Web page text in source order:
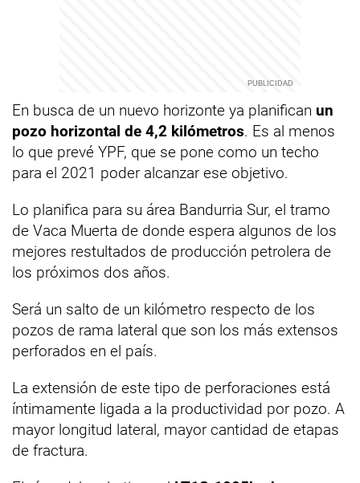
En busca de un nuevo horizonte ya planifican un
pozo horizontal de 4,2 kilómetros. Es al menos
lo que prevé YPF, que se pone como un techo
para el 2021 poder alcanzar ese objetivo.
Lo planifica para su área Bandurria Sur, el tramo
de Vaca Muerta de donde espera algunos de los
mejores restultados de producción petrolera de
los próximos dos años.
Será un salto de un kilómetro respecto de los
pozos de rama lateral que son los más extensos
perforados en el país.
La extensión de este tipo de perforaciones está
íntimamente ligada a la productividad por pozo. A
mayor longitud lateral, mayor cantidad de etapas
de fractura.